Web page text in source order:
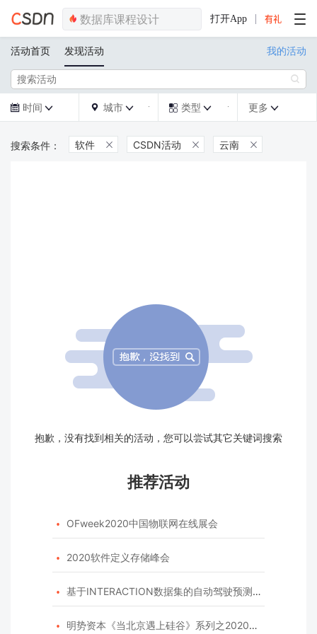
打开App
活动首页 发现活动 我的活动

 时间   城市   类型  更多 
软件  CSDN活动  云南 
抱歉，没有找到相关的活动，您可以尝试其它关键词搜索
推荐活动
 OFweek2020中国物联网在线展会
 2020软件定义存储峰会
 基于INTERACTION数据集的自动驾驶预测模型挑战赛
 明势资本《当北京遇上硅谷》系列之2020年度开源峰会